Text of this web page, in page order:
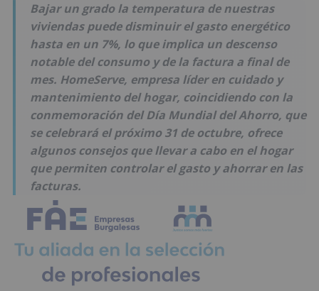
Bajar un grado la temperatura de nuestras
viviendas puede disminuir el gasto energético
hasta en un 7%, lo que implica un descenso
notable del consumo y de la factura a final de
mes. HomeServe, empresa líder en cuidado y
mantenimiento del hogar, coincidiendo con la
conmemoración del Día Mundial del Ahorro, que
se celebrará el próximo 31 de octubre, ofrece
algunos consejos que llevar a cabo en el hogar
que permiten controlar el gasto y ahorrar en las
facturas.